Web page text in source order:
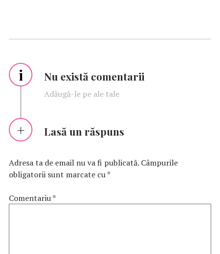
i Nu există comentarii
Adăugă-le pe ale tale
Lasă un răspuns
Adresa ta de email nu va fi publicată. Câmpurile
obligatorii sunt marcate cu*
Comentariu*